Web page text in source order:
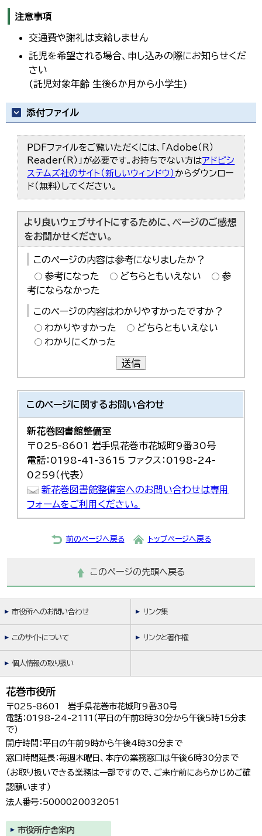
注意事項
交通費や謝礼は支給しません
託児を希望される場合、申し込みの際にお知らせくだ
さい
(託児対象年齢 生後6か月から小学生)
添付ファイル
PDFファイルをご覧いただくには、「Adobe（R）
Reader（R）」が必要です。お持ちでない方はアドビシ
ステムズ社のサイト（新しいウィンドウ） からダウンロー
ド（無料）してください。
より良いウェブサイトにするために、ページのご感想
をお聞かせください。
このページの内容は参考になりましたか？
参考になった
どちらともいえない
参
考にならなかった
このページの内容はわかりやすかったですか？
わかりやすかった
どちらともいえない
わかりにくかった
送信
このページに関するお問い合わせ
新花巻図書館整備室
〒025-8601 岩手県花巻市花城町9番30号
電話：0198-41-3615 ファクス：0198-24-
0259（代表）
新花巻図書館整備室へのお問い合わせは専用
フォームをご利用ください。
前のページへ戻る トップページへ戻る
このページの先頭へ戻る
市役所へのお問い合わせ リンク集
このサイトについて リンクと著作権
個人情報の取り扱い
花巻市役所
〒025-8601 岩手県花巻市花城町9番30号
電話：0198-24-2111（平日の午前8時30分から午後5時15分ま
で）
開庁時間：平日の午前9時から午後4時30分まで
窓口時間延長：毎週木曜日、本庁の業務窓口は午後6時30分まで
（お取り扱いできる業務は一部ですので、ご来庁前にあらかじめご確
認願います）
法人番号：5000020032051
市役所庁舎案内